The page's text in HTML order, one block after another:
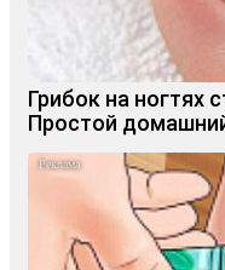
Грибок на ногтях
Простой